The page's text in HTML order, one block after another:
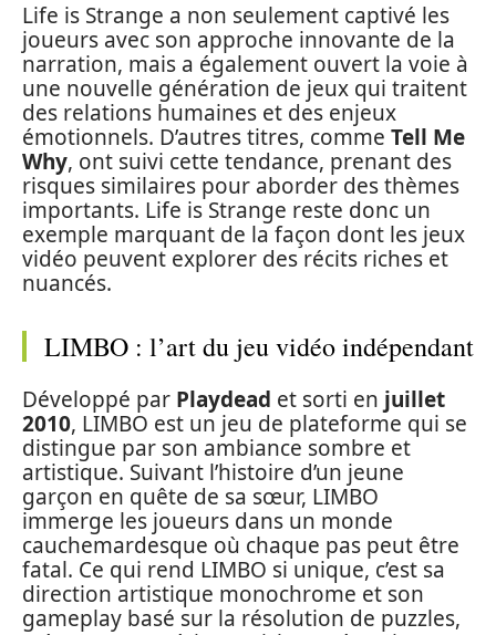
Life is Strange a non seulement captivé les
joueurs avec son approche innovante de la
narration, mais a également ouvert la voie à
une nouvelle génération de jeux qui traitent
des relations humaines et des enjeux
émotionnels. D’autres titres, comme Tell Me
Why, ont suivi cette tendance, prenant des
risques similaires pour aborder des thèmes
importants. Life is Strange reste donc un
exemple marquant de la façon dont les jeux
vidéo peuvent explorer des récits riches et
nuancés.
LIMBO : l’art du jeu vidéo indépendant
Développé par Playdead et sorti en juillet
2010, LIMBO est un jeu de plateforme qui se
distingue par son ambiance sombre et
artistique. Suivant l’histoire d’un jeune
garçon en quête de sa sœur, LIMBO
immerge les joueurs dans un monde
cauchemardesque où chaque pas peut être
fatal. Ce qui rend LIMBO si unique, c’est sa
direction artistique monochrome et son
gameplay basé sur la résolution de puzzles,